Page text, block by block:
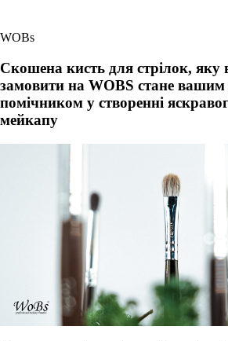
WOBs
Скошена кисть для стрілок, яку
замовити на WOBS стане
помічником у створенні
мейкапу